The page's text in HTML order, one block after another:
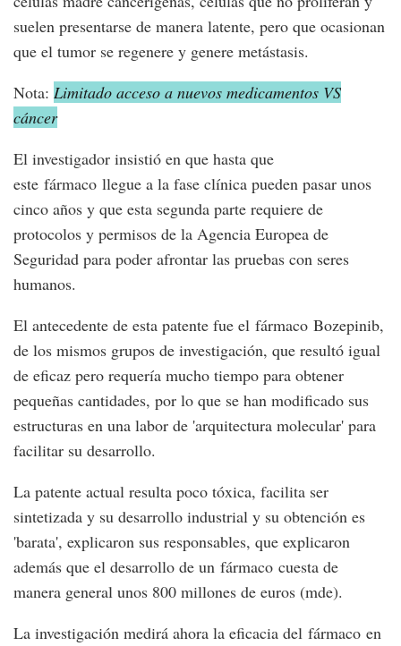
suelen presentarse de manera latente, pero que ocasionan
que el tumor se regenere y genere metástasis.
Nota: Limitado acceso a nuevos medicamentos VS
cáncer
El investigador insistió en que hasta que
este fármaco llegue a la fase clínica pueden pasar unos
cinco años y que esta segunda parte requiere de
protocolos y permisos de la Agencia Europea de
Seguridad para poder afrontar las pruebas con seres
humanos.
El antecedente de esta patente fue el fármaco Bozepinib,
de los mismos grupos de investigación, que resultó igual
de eficaz pero requería mucho tiempo para obtener
pequeñas cantidades, por lo que se han modificado sus
estructuras en una labor de 'arquitectura molecular' para
facilitar su desarrollo.
La patente actual resulta poco tóxica, facilita ser
sintetizada y su desarrollo industrial y su obtención es
'barata', explicaron sus responsables, que explicaron
además que el desarrollo de un fármaco cuesta de
manera general unos 800 millones de euros (mde).
La investigación medirá ahora la eficacia del fármaco en